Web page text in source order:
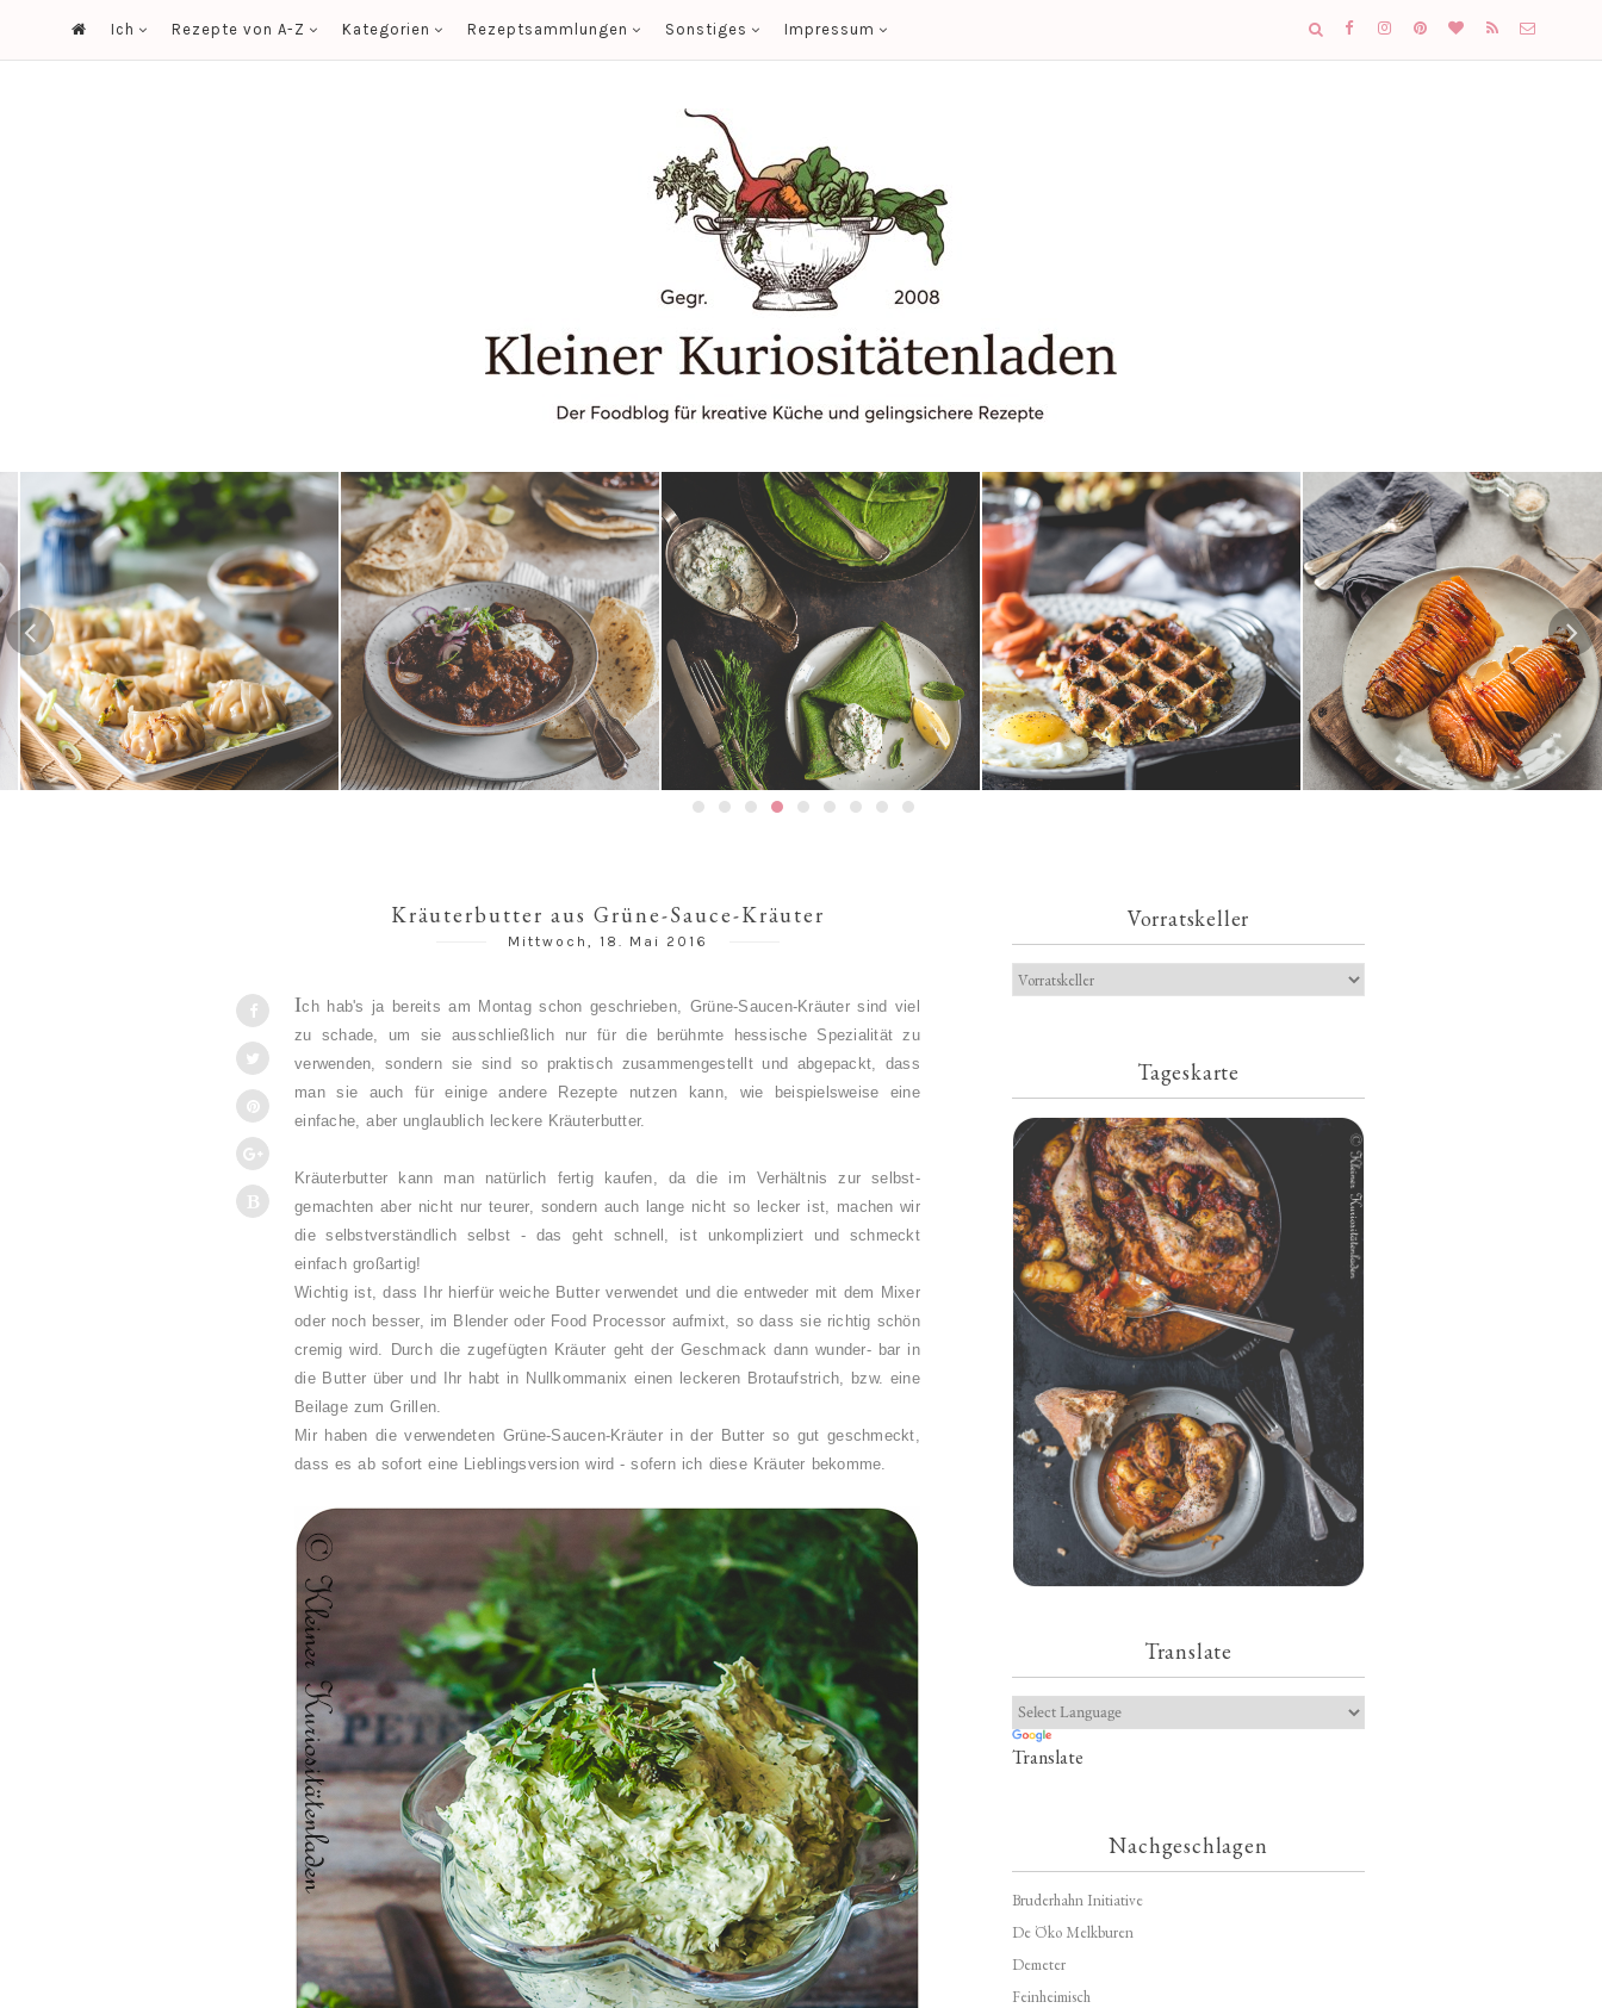
Ich Rezepte von A-Z Kategorien Rezeptsammlungen Sonstiges Impressum
Gedämpfte Jiaozi mit
Schweinefleischfüllung | 餃子 / 饺
子
Texanisches Chili con Carne
Spinatpfannkuchen mit
Kräuterquark
Frühstücks-Kartoffelwaffeln mit
Merguez, Spinat und Feta
Karamellisierter Hasselback-
Butternutkürbis
Kräuterbutter aus Grüne-Sauce-Kräuter
Mittwoch, 18. Mai 2016
Ich hab's ja bereits am Montag schon geschrieben, Grüne-Saucen-Kräuter sind viel
zu schade, um sie ausschließlich nur für die berühmte hessische Spezialität zu
verwenden, sondern sie sind so praktisch zusammengestellt und abgepackt, dass
man sie auch für einige andere Rezepte nutzen kann, wie beispielsweise eine
einfache, aber unglaublich leckere Kräuterbutter.
Kräuterbutter kann man natürlich fertig kaufen, da die im Verhältnis zur selbst-
gemachten aber nicht nur teurer, sondern auch lange nicht so lecker ist, machen wir
die selbstverständlich selbst - das geht schnell, ist unkompliziert und schmeckt
einfach großartig!
Wichtig ist, dass Ihr hierfür weiche Butter verwendet und die entweder mit dem Mixer
oder noch besser, im Blender oder Food Processor aufmixt, so dass sie richtig schön
cremig wird. Durch die zugefügten Kräuter geht der Geschmack dann wunder- bar in
die Butter über und Ihr habt in Nullkommanix einen leckeren Brotaufstrich, bzw. eine
Beilage zum Grillen.
Mir haben die verwendeten Grüne-Saucen-Kräuter in der Butter so gut geschmeckt,
dass es ab sofort eine Lieblingsversion wird - sofern ich diese Kräuter bekomme.
Vorratskeller
Tageskarte
Geschmorte Hähnchenschenkel auf
Paprikakraut und kleinen Kartoffeln
Translate
Translate
Nachgeschlagen
Bruderhahn Initiative
De Öko Melkburen
Demeter
Feinheimisch